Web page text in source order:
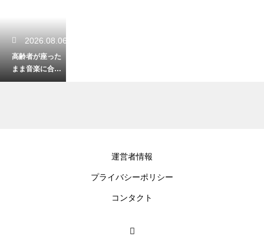
2026.08.06
高齢者が座った
まま音楽に合わ
せてできる体
運営者情報
プライバシーポリシー
コンタクト